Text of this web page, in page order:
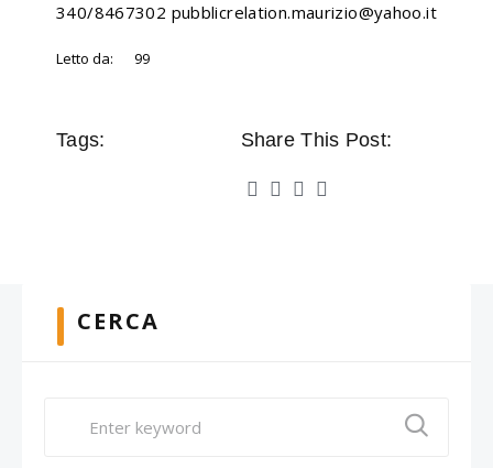
340/8467302 pubblicrelation.maurizio@yahoo.it
Letto da: 99
Tags: Share This Post:
CERCA